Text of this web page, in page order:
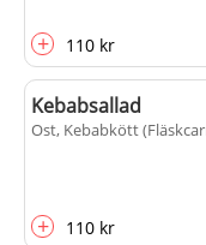
+ 110 kr
Kebabsallad
Ost, Kebabkött
+ 110 kr